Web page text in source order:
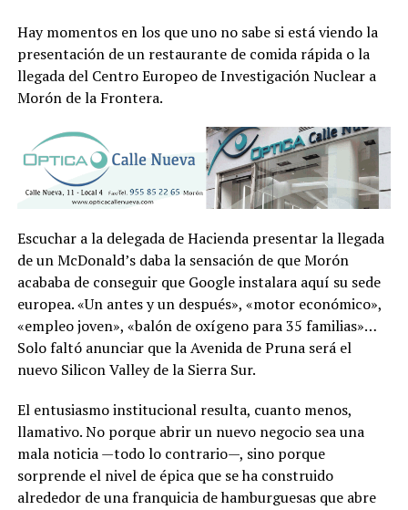
Hay momentos en los que uno no sabe si está viendo la
presentación de un restaurante de comida rápida o la
llegada del Centro Europeo de Investigación Nuclear a
Morón de la Frontera.
Escuchar a la delegada de Hacienda presentar la llegada
de un McDonald’s daba la sensación de que Morón
acababa de conseguir que Google instalara aquí su sede
europea. «Un antes y un después», «motor económico»,
«empleo joven», «balón de oxígeno para 35 familias»…
Solo faltó anunciar que la Avenida de Pruna será el
nuevo Silicon Valley de la Sierra Sur.
El entusiasmo institucional resulta, cuanto menos,
llamativo. No porque abrir un nuevo negocio sea una
mala noticia —todo lo contrario—, sino porque
sorprende el nivel de épica que se ha construido
alrededor de una franquicia de hamburguesas que abre